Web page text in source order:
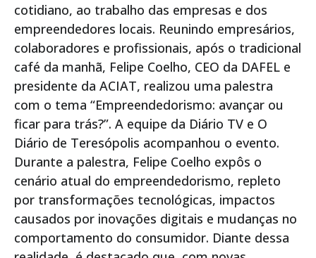
cotidiano, ao trabalho das empresas e dos
empreendedores locais. Reunindo empresários,
colaboradores e profissionais, após o tradicional
café da manhã, Felipe Coelho, CEO da DAFEL e
presidente da ACIAT, realizou uma palestra
com o tema “Empreendedorismo: avançar ou
ficar para trás?”. A equipe da Diário TV e O
Diário de Teresópolis acompanhou o evento.
Durante a palestra, Felipe Coelho expôs o
cenário atual do empreendedorismo, repleto
por transformações tecnológicas, impactos
causados por inovações digitais e mudanças no
comportamento do consumidor. Diante dessa